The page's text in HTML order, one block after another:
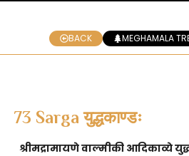
BACK MEGHAMALA
73 Sarga युद्धकाण्डः
श्रीमद्रामायणे वाल्मीकी आदिकाव्ये